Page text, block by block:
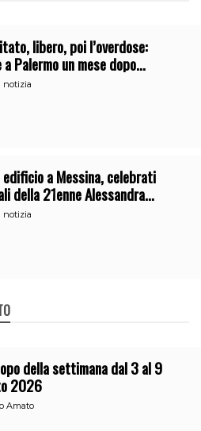
libero, poi l’overdose:
a Palermo un mese dopo
dalla comunità
notizia
edificio a Messina, celebrati
della 21enne Alessandra
notizia
della settimana dal 3 al 9
2026
Amato